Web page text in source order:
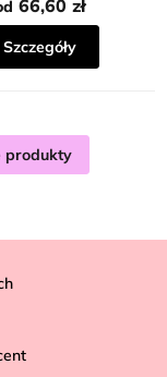
66,60 zł
Szczegóły
produkty